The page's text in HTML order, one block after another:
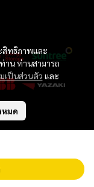
สิทธิภาพและ
าน ท่านสามารถ
เป็นส่วนตัว และ
มด
inter Co..LTD